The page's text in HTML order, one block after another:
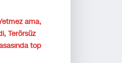
ama,
Terörsüz
top